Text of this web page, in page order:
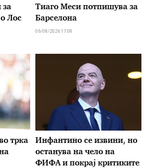
за
Лос
Тиаго Меси потпишува за
Барселона
06/08/2026 17:08
трка
Инфантино се извини, но
останува на чело на
ФИФА и покрај критиките